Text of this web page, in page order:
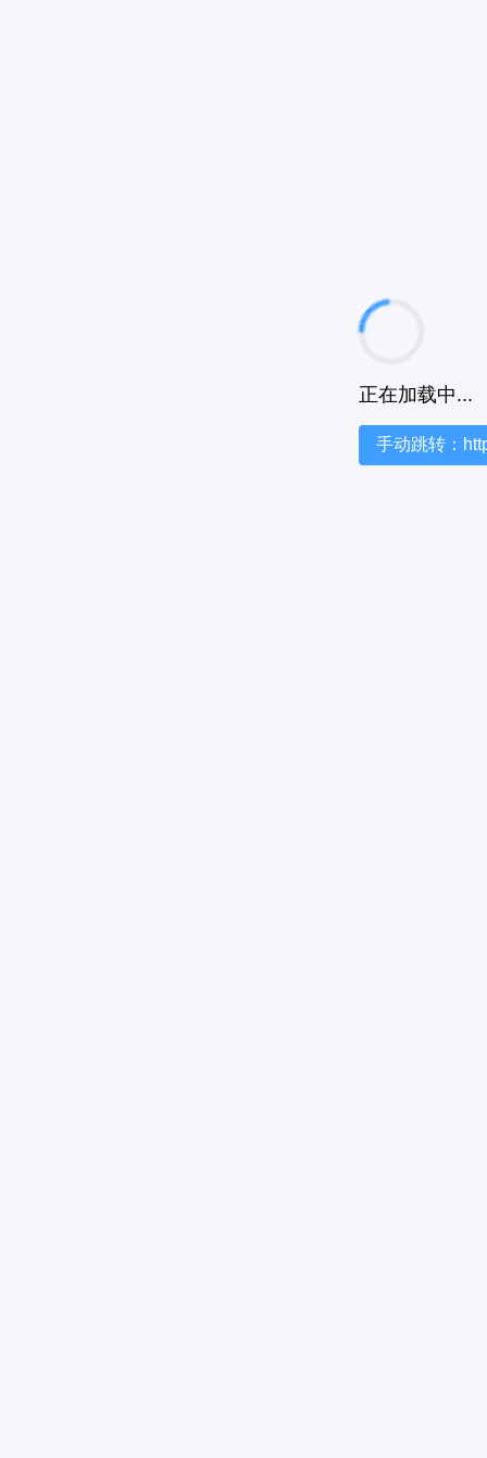
正在加载中...
手动跳转：